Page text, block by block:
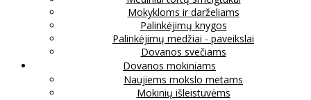
Mokykloms ir darželiams
Palinkėjimų knygos
Palinkėjimų medžiai - paveikslai
Dovanos svečiams
Dovanos mokiniams
Naujiems mokslo metams
Mokinių išleistuvėms